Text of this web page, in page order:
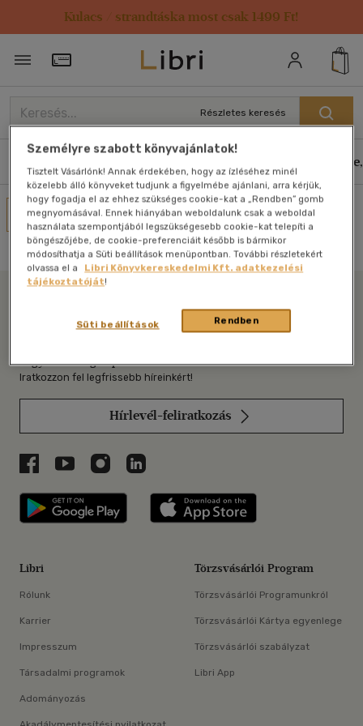
Kulacs / strandtáska most csak 1499 Ft!
Törzsvásárlói Kártya adatai
Részletes keresés
Művei
Nincs találat
Libri
Legyen mindig képben az irodalommal!
Iratkozzon fel legfrissebb híreinkért!
Hírlevél-feliratkozás
Libri a Facebookon
Libri a Youtube-on
Libri az Instagramon
Libri a LinkedInen
Libri applikáció Szerezd meg: Google
Libri
Rólunk
Karrier
Impresszum
Társadalmi programok
Adományozás
Törzsvásárlói Program
Törzsvásárlói Programunkról
Törzsvásárlói Kártya egyenlege
Törzsvásárlói szabályzat
Libri App
Személyre szabott könyvajánlatok!
Tisztelt Vásárlónk! Annak érdekében, hogy az ízléséhez minél
közelebb álló könyveket tudjunk a figyelmébe ajánlani, arra kérjük,
hogy fogadja el az ehhez szükséges cookie-kat a „Rendben” gomb
megnyomásával. Ennek hiányában weboldalunk csak a weboldal
használata szempontjából legszükségesebb cookie-kat telepíti a
böngészőjébe, de cookie-preferenciáit később is bármikor
módosíthatja a Süti beállítások menüpontban. További részletekért
olvassa el a
Libri Könyvkereskedelmi Kft. adatkezelési
tájékoztatóját!
Rendben
Süti beállítások